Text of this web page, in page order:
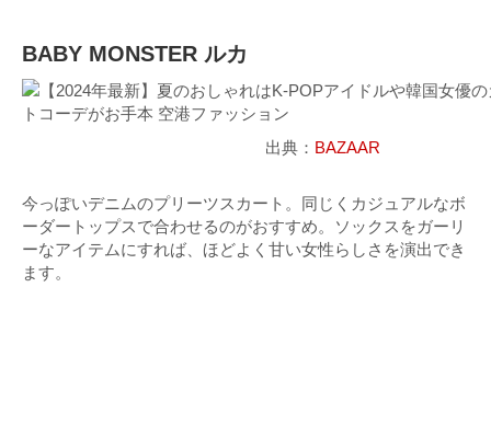
BABY MONSTER ルカ
出典： BAZAAR
今っぽいデニムのプリーツスカート。同じくカジュアルなボ
ーダートップスで合わせるのがおすすめ。ソックスをガーリ
ーなアイテムにすれば、ほどよく甘い女性らしさを演出でき
ます。